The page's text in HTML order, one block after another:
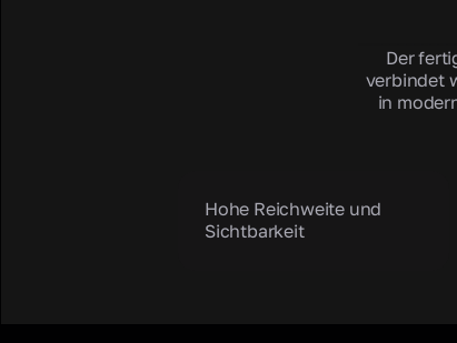
Der
verbindet
in
Hohe Reichweite und
Sichtbarkeit